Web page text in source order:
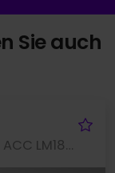
Sie auch
T-Roc 1.5 R-LINE BLACKSTYLE CAM ACC LM18 EKLAPPE